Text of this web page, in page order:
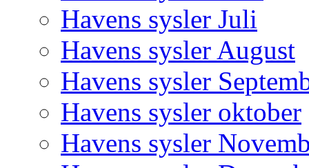
Havens sysler Juli
Havens sysler August
Havens sysler
Havens sysler oktober
Havens sysler